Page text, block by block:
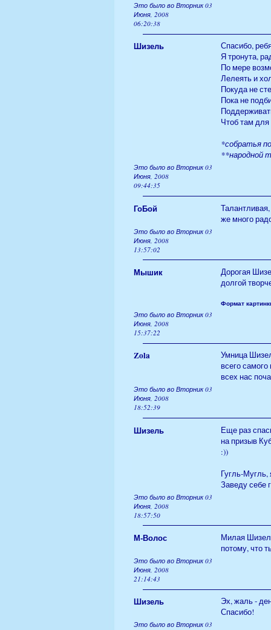
Это было во Вторник 03
Июня, 2008
06:20:38
Шизель
Спасибо,
Я тронута,
По мере
Лелеять и
Покуда не
Пока не
Чтоб там
*собратья
**народной
Это было во Вторник 03
Июня, 2008
09:44:35
ГоБой
же много
Это было во Вторник 03
Июня, 2008
13:57:02
Мышик
Дорогая
долгой
Формат
Это было во Вторник 03
Июня, 2008
15:37:22
Zola
Умница
всего
всех нас
Это было во Вторник 03
Июня, 2008
18:52:39
Шизель
Еще раз
на призыв
:))
Гугль-Мугль,
Заведу себе
Это было во Вторник 03
Июня, 2008
18:57:50
М-Волос
Милая
потому, что
Это было во Вторник 03
Июня, 2008
21:14:43
Шизель
Эх, жаль -
Спасибо!
Это было во Вторник 03